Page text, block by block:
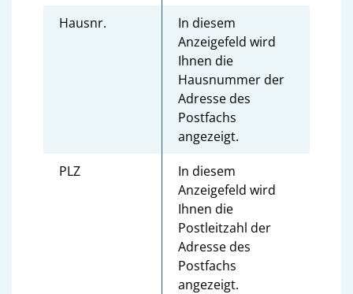
Hausnr.
In diesem
Anzeigefeld wird
Ihnen die
Hausnummer der
Adresse des
Postfachs
angezeigt.
PLZ
In diesem
Anzeigefeld wird
Ihnen die
Postleitzahl der
Adresse des
Postfachs
angezeigt.